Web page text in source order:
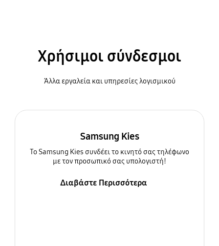
Χρήσιμοι σύνδεσμοι
Άλλα εργαλεία και υπηρεσίες λογισμικού
Samsung Kies
To Samsung Kies συνδέει το κινητό σας τηλέφωνο
με τον προσωπικό σας υπολογιστή!
Διαβάστε Περισσότερα